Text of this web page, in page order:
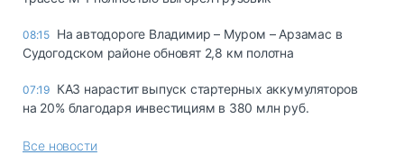
08:15 На автодороге Владимир – Муром – Арзамас в
Судогодском районе обновят 2,8 км полотна
07:19 КАЗ нарастит выпуск стартерных аккумуляторов
на 20% благодаря инвестициям в 380 млн руб.
Все новости